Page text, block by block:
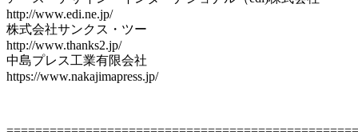
http://www.edi.ne.jp/
株式会社サンクス・ツー
http://www.thanks2.jp/
中島プレス工業有限会社
https://www.nakajimapress.jp/